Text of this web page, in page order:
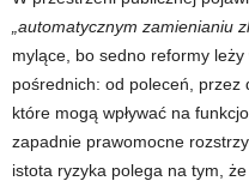
„automatycznym zamienianiu
mylące, bo sedno reformy
pośrednich: od poleceń, przez
które mogą wpływać na
zapadnie prawomocne
istota ryzyka polega na tym,